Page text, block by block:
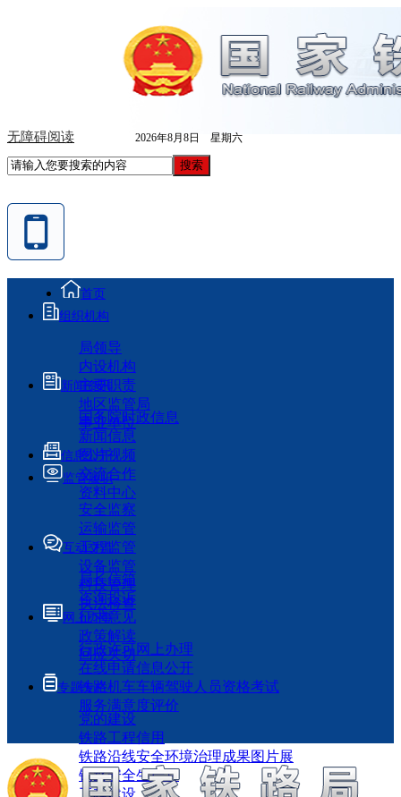
无障碍阅读 2026年8月8日 星期六
首页
组织机构
局领导
内设机构
主要职责
地区监管局
事业单位
新闻资讯
国务院时政信息
新闻信息
图片视频
交流合作
资料中心
信息公开
监管履职
安全监察
运输监管
工程监管
设备监管
科技管理
执法检查
互动交流
局长信箱
咨询投诉
征求意见
政策解读
回应关切
网上办事
行政许可网上办理
在线申请信息公开
铁路机车车辆驾驶人员资格考试
服务满意度评价
专题专栏
党的建设
铁路工程信用
铁路沿线安全环境治理成果图片展
铁路安全生产月
工程建设